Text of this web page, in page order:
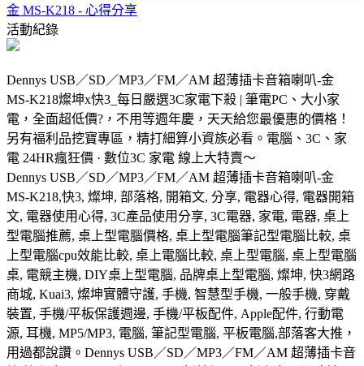
金 MS-K218 - 心得分享
活動紀錄
Dennys USB／SD／MP3／FM／AM 超薄插卡音箱喇叭-金
MS-K218燦坤x快3_每日嚴選3C家電下殺 | 筆電PC、大小家
電，全面超低價?，不用等週年慶，天天給您最優惠的價格！
另有福利品挖寶專區，精打細算小資族必看。電腦、3C、家
電 24HR瘋狂價 · 數位3C 家電 線上大特賣～
Dennys USB／SD／MP3／FM／AM 超薄插卡音箱喇叭-金
MS-K218,快3, 燦坤, 部落格, 開箱文, 分享, 電器心得, 電器開箱
文, 電器使用心得, 3C產品使用分享, 3C電器, 家電, 電器, 桌上
型電腦推薦, 桌上型電腦價格, 桌上型電腦筆記型電腦比較, 桌
上型電腦cpu效能比較, 桌上電腦比較, 桌上型電腦, 桌上型電腦
桌, 電競主機, DIY桌上型電腦, 品牌桌上型電腦, 燦坤, 快3網路
商城, Kuai3, 燦坤實體守護, 手機, 智慧型手機, 一般手機, 穿戴
裝置, 手機/平板保護週邊, 手機/平板配件, Apple配件, 行動電
源, 耳機, MP5/MP3, 電腦, 筆記型電腦, 平板電腦,部落客大推，
用過都說讚。Dennys USB／SD／MP3／FM／AM 超薄插卡音